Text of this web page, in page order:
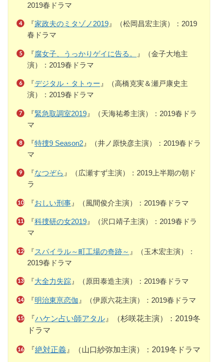
2019春ドラマ
『家政夫のミタゾノ2019』（松岡昌宏主演）：2019
春ドラマ
『腐女子、うっかりゲイに告る。
』（金子大地主
演）：2019春ドラマ
『デジタル・タトゥー 』（高橋克実＆瀬戸康史主
演）：2019春ドラマ
『緊急取調室2019』（天海祐希主演）：2019春ドラ
マ
『特捜9 Season2』（井ノ原快彦主演）：2019春ドラ
マ
『なつぞら 』（広瀬すず主演）：2019上半期の朝ド
ラ
『おしい刑事』（風間俊介主演）：2019春ドラマ
『科捜研の女2019』（沢口靖子主演）：2019春ドラ
マ
『スパイラル～町工場の奇跡～ 』（玉木宏主演）：
2019春ドラマ
『大全力失踪』（原田泰造主演）：2019春ドラマ
『明治東亰恋伽 』（伊原六花主演）：2019春ドラマ
『ハケン占い師アタル』（杉咲花主演）：2019冬
ドラマ
『絶対正義』（山口紗弥加主演）：2019冬ドラマ